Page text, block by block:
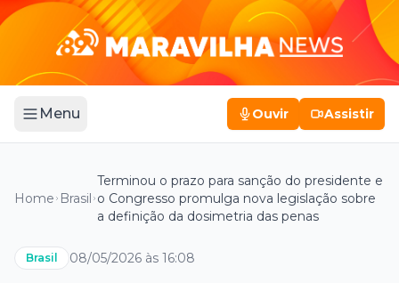
Menu Ouvir Assistir
Home Brasil
Terminou o prazo para sanção do presidente e
o Congresso promulga nova legislação sobre
a definição da dosimetria das penas
Brasil 08/05/2026 às 16:08